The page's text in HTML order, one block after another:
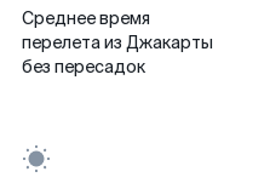
Среднее время
перелета из Джакарты
без пересадок